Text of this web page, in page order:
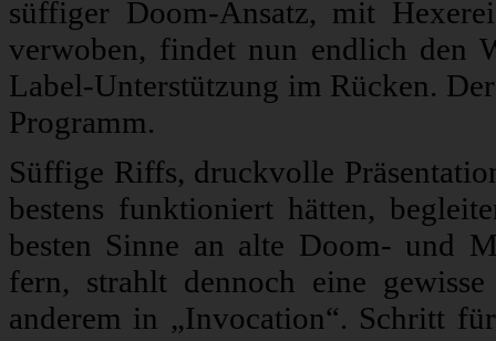
süffiger Doom-Ansatz, mit
verwoben, findet nun endlich den
Label-Unterstützung im Rücken.
Programm.
Süffige Riffs, druckvolle
bestens funktioniert hätten,
besten Sinne an alte Doom- und
fern, strahlt dennoch eine
anderem in „Invocation“. Schritt